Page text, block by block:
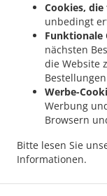
Cookies,
unbedingt
Funktionale
nächsten
die Website
Werbe-
Werbung
Browsern
Bitte lesen Sie
Informationen.
Lieferservice Odenthal
Lieferservice Odenthal
Lieferservice Odenthal
Lieferservice Odenthal .
Solingen Obenrüden
.
Lieferservice Solingen
Lieferservice Solingen
Lieferservice
.
Lieferservice. Essen zum